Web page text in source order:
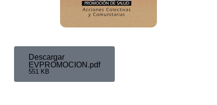
Descargar
EVPROMOCION.pdf
551 KB